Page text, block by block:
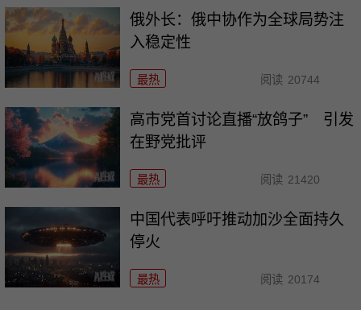
俄外长：俄中协作为全球局势注
入稳定性
最热 阅读 20744
高市党首讨论直播“放鸽子” 引发
在野党批评
最热 阅读 21420
中国代表呼吁推动加沙全面持久
停火
最热 阅读 20174